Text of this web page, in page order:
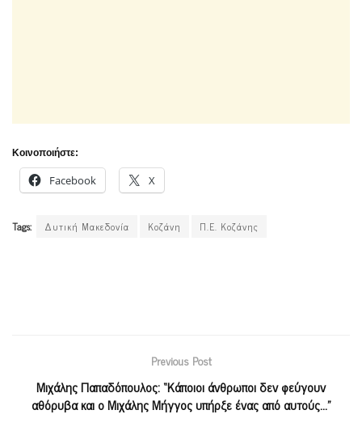
Κοινοποιήστε:
Facebook X
Tags: Δυτική Μακεδονία Κοζάνη Π.Ε. Κοζάνης
Previous Post
Μιχάλης Παπαδόπουλος: “Κάποιοι άνθρωποι δεν φεύγουν
αθόρυβα και ο Μιχάλης Μήγγος υπήρξε ένας από αυτούς…”